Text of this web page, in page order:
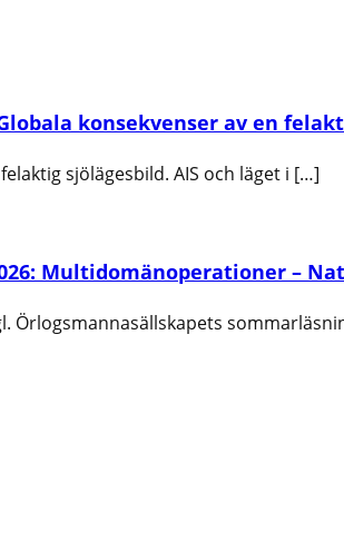
konsekvenser av en
sjölägesbild. AIS och läget i […]
Multidomänoperationer –
Örlogsmannasällskapets